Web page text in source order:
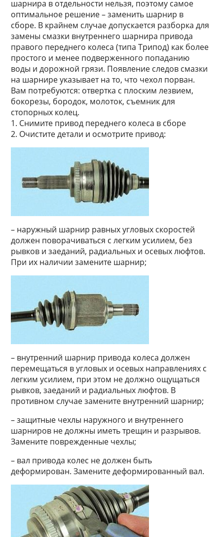
шарнира в отдельности нельзя, поэтому самое
оптимальное решение – заменить шарнир в
сборе. В крайнем случае допускается разборка для
замены смазки внутреннего шарнира привода
правого переднего колеса (типа Трипод) как более
простого и менее подверженного попаданию
воды и дорожной грязи. Появление следов смазки
на шарнире указывает на то, что чехол порван.
Вам потребуются: отвертка с плоским лезвием,
бокорезы, бородок, молоток, съемник для
стопорных колец.
1. Снимите привод переднего колеса в сборе
2. Очистите детали и осмотрите привод:
– наружный шарнир равных угловых скоростей
должен поворачиваться с легким усилием, без
рывков и заеданий, радиальных и осевых люфтов.
При их наличии замените шарнир;
– внутренний шарнир привода колеса должен
перемещаться в угловых и осевых направлениях с
легким усилием, при этом не должно ощущаться
рывков, заеданий и радиальных люфтов. В
противном случае замените внутренний шарнир;
– защитные чехлы наружного и внутреннего
шарниров не должны иметь трещин и разрывов.
Замените поврежденные чехлы;
– вал привода колес не должен быть
деформирован. Замените деформированный вал.